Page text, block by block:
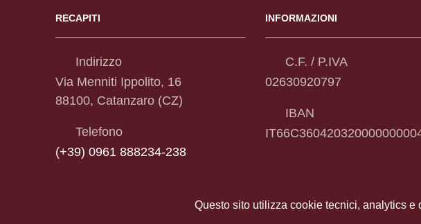
Questo sito utilizza cookie tecnici, analytics
RECAPITI
Indirizzo
Via Menniti Ippolito, 16
88100, Catanzaro (CZ)
Telefono
(+39) 0961 888234-238
INFORMAZIONI
C.F. / P.IVA
02630920797
IBAN